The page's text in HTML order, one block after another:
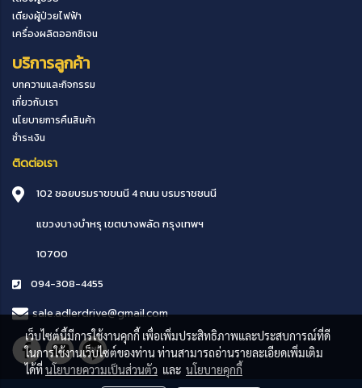
เตียงผู้ป่วยไฟฟ้า
เครื่องผลิตออกซิเจน
บริการลูกค้า
บทความและกิจกรรม
เกี่ยวกับเรา
นโยบายการคืนสินค้า
ชำระเงิน
ติดต่อเรา
102 ซอยบรมราขขนนี 4 ถนน บรมราชชนนี
แขวงบางบำหรุ เขตบางพลัดกรุงเทพฯ
10700
094-308-4455
sale.adlerdrive@gmail.com
เว็บไซต์นี้มีการใช้งานคุกกี้ เพื่อเพิ่มประสิทธิภาพและประสบการณ์ที่ดี
ในการใช้งานเว็บไซต์ของท่าน ท่านสามารถอ่านรายละเอียดเพิ่มเติม
ได้ที่นโยบายความเป็นส่วนตัว และ นโยบายคุกกี้